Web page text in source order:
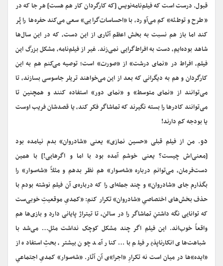
قبول. درست است که فیلم‌نامه‌نویس [که کارگردان کار هم هست] هر جا که در
«طرح و توطئه» کم می‌آورد، با «احساسات‌گرایی» سعی می‌کند حفره‌ها را پُر
کند اما باز هم نسبت به بخش اعظم آثاری از این دست، که در این سال‌ها
شاهد بوده‌ایم، دست به افراط‌گرایی نمی‌زند. غیر از فیلم‌نامه، مشکل بزرگ این
فیلم، افراط در «نمای درشت» از «صورت» است؛ توصیه می‌کنم هم به این
کارگردان و هم به دیگرانی که بعد از این می‌خواهند تریلر جاسوسی بسازند، تا
می‌توانند از «نمای متوسط» و «نمای دور» استفاده کنند و همچنین تا
می‌توانند کادرها را بسته نگیرند که تماشاگر فکر کند، یا قصدشان فریب اوست
یا بودجه کم دارند!
دو. من از فیلم قبلی «حسین نمازی» یعنی «شادروان» بدم نیامده بود
[معنی‌اش چیست؟ یعنی خوشم آمده بود با اما و اگرهایی!] با همین
دست‌فرمان، می‌توانم درباره «شه‌سوار» هم نظر بدهم و مثلاً «شه‌سوار» را
بگذارم جای «شادروان» و چند جمله‌ای را که درباره‌ی آن فیلم نوشته بودم با
حذف بخش‌های اختصاصیِ «شادروان» تکرار کنم: «کمدیِ موقعیتِ خوبی‌ست
که توانایی نگه داشتنِ تماشاگر را در سالن، تا تیتراژ پایانی دارد و بازی‌ها هم
واقعاً خوب‌اند. این فیلم اگر چند مشکل کوچک نداشت مثلِ… می‌شد با
شباهت‌های انکارناپذیر فیلم با… کنار آمد چون بیشتر، بحثِ استفاده از
«ایده»‌ها در میان است نه تکرارِ «اجرا»ی آن آثار. «شه‌سوار» کمدیِ اجتماعیِ